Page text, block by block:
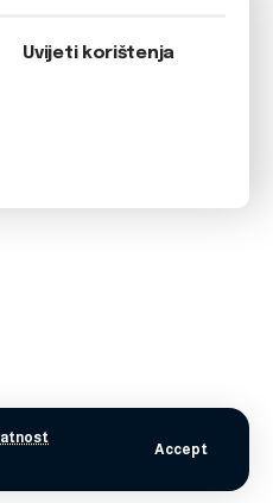
Accept
Uvijeti korištenja